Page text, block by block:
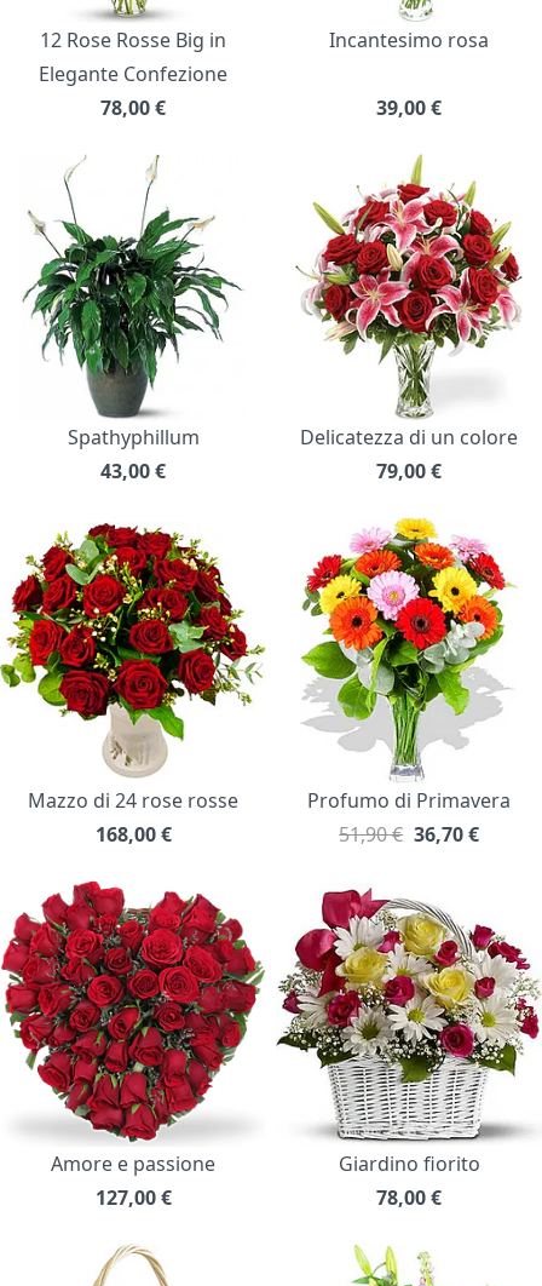
12 Rose Rosse Big in
Elegante Confezione
78,00€
Incantesimo rosa
39,00€
Spathyphillum
43,00€
Delicatezza di un colore
79,00€
Mazzo di 24 rose rosse
168,00 €
Profumo di Primavera
51,90 € 36,70€
Amore e passione
127,00 €
Giardino fiorito
78,00€